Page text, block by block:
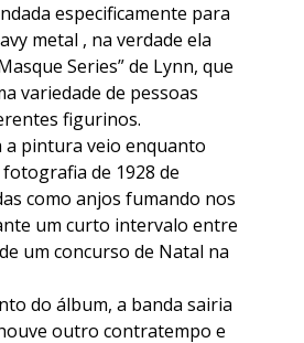
especificamente para
metal , na verdade ela
Series” de Lynn, que
variedade de pessoas
figurinos.
a pintura veio enquanto
de 1928 de
como anjos fumando nos
um curto intervalo entre
um concurso de Natal na
do álbum, a banda sairia
outro contratempo e